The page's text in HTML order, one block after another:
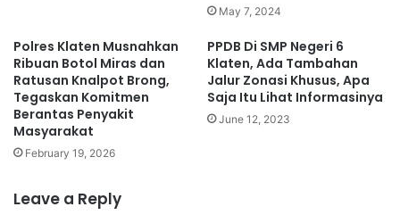
May 7, 2024
Polres Klaten Musnahkan
Ribuan Botol Miras dan
Ratusan Knalpot Brong,
Tegaskan Komitmen
Berantas Penyakit
Masyarakat
February 19, 2026
PPDB Di SMP Negeri 6
Klaten, Ada Tambahan
Jalur Zonasi Khusus, Apa
Saja Itu Lihat Informasinya
June 12, 2023
Leave a Reply